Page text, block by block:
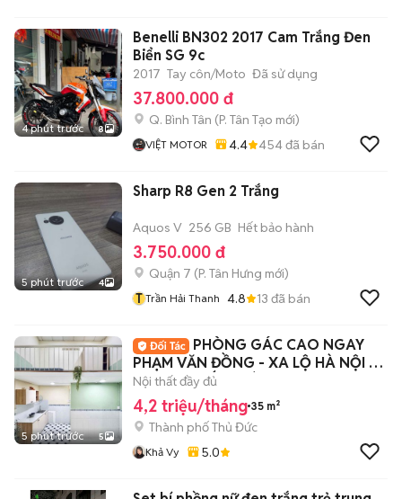
4 phút trước 8
Benelli BN302 2017 Cam Trắng Đen
Biển SG 9c
2017 Tay côn/Moto Đã sử dụng
37.800.000 đ
Q. Bình Tân (P. Tân Tạo mới)
VIỆT MOTOR 4.4 454đã bán
5 phút trước 4
Sharp R8 Gen 2 Trắng
Aquos V 256 GB Hết bảo hành
3.750.000 đ
Quận 7 (P. Tân Hưng mới)
T Trần Hải Thanh 4.8 13 đã bán
5 phút trước 5
PHÒNG GÁC CAO NGAY
PHẠM VĂN ĐỒNG - XA LỘ HÀ NỘI -
ĐẠI HỌC KIẾN TRÚC
Nội thất đầy đủ
4,2 triệu/tháng 35 m²
Thành phố Thủ Đức
Khả Vy 5.0